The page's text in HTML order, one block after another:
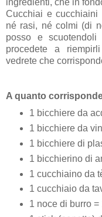
Cucchiai e cucchiaini
né rasi, né colmi (di
posso e
procedete a
vedrete che
A quanto
1 bicchiere da
1 bicchiere da
1 bicchiere di
1 bicchierino di
1 cucchiaino da
1 cucchiaio da
1 noce di burro =